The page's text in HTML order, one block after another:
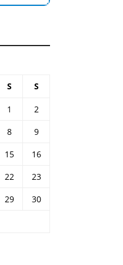
S S
1
2
8
9
15
16
22
23
29
30